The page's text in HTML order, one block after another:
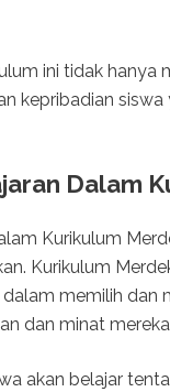
ini tidak
kepribadian
Dalam
Kurikulum
Kurikulum
memilih
dan minat
akan belajar